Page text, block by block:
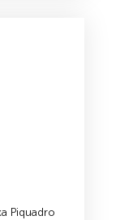
Piquadro